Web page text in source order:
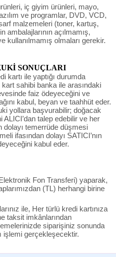
iç giyim ürünleri, mayo,
ve programlar, DVD, VCD,
malzemeleri (toner, kartuş,
ambalajlarının açılmamış,
kullanılmamış olmaları gerekir.
SONUÇLARI
kartı ile yaptığı durumda
sahibi banka ile arasındaki
faiz ödeyeceğini ve
kabul, beyan ve taahhüt eder.
yollara başvurabilir; doğacak
talep edebilir ve her
dolayı temerrüde düşmesi
ifasından dolayı SATICI’nın
kabul eder.
Fon Transferi) yaparak,
(TL) herhangi birine
ile, Her türlü kredi kartınıza
taksit imkânlarından
siparişiniz sonunda
işlemi gerçekleşecektir.